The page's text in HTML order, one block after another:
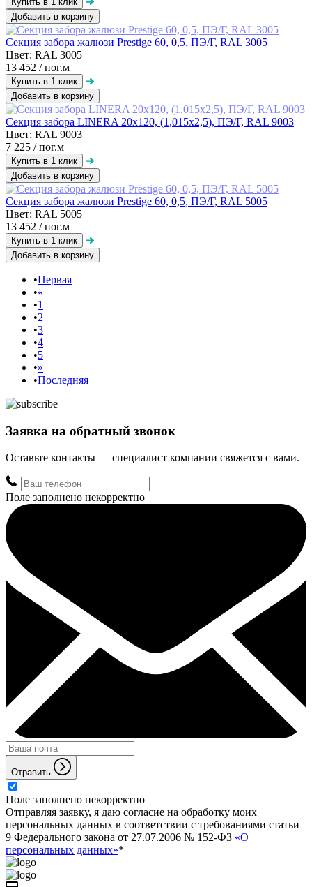
Добавить в корзину
Секция забора жалюзи Prestige 60, 0,5, ПЭ/Г, RAL 3005
Цвет: RAL 3005
13 452 / пог.м
Добавить в корзину
Секция забора LINERA 20х120, (1,015х2,5), ПЭ/Г, RAL 9003
Цвет: RAL 9003
7 225 / пог.м
Добавить в корзину
Секция забора жалюзи Prestige 60, 0,5, ПЭ/Г, RAL 5005
Цвет: RAL 5005
13 452 / пог.м
Добавить в корзину
Первая
«
1
2
3
4
5
»
Последняя
Заявка на обратный звонок
Оставьте контакты — специалист компании свяжется с вами.
Поле заполнено некорректно
Отравить
Поле заполнено некорректно
Отправляя заявку, я даю согласие на обработку моих
персональных данных в соответствии с требованиями статьи
9 Федерального закона от 27.07.2006 № 152-ФЗ «О
персональных данных»*